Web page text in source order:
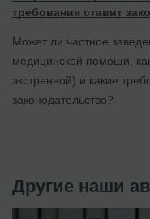
требования ставит
Может ли частное
медицинской помощи,
экстренной) и какие
законодательство?
Другие наши